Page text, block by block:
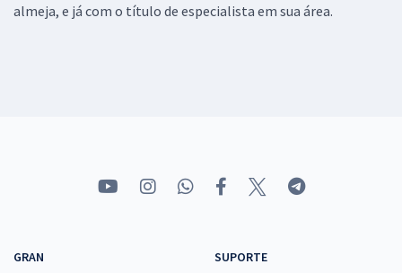
almeja, e já com o título de especialista em sua área.
GRAN
SUPORTE